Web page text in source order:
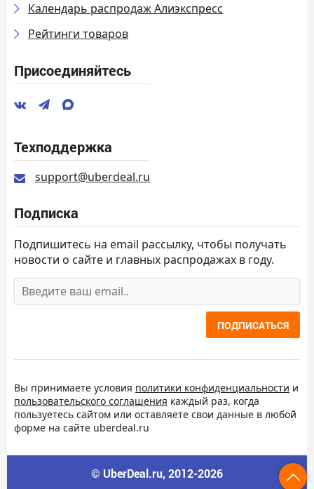
Календарь распродаж Алиэкспресс
Рейтинги товаров
Присоединяйтесь
Техподдержка
support@uberdeal.ru
Подписка
Подпишитесь на email рассылку, чтобы получать
новости о сайте и главных распродажах в году.
ПОДПИСАТЬСЯ
Вы принимаете условия политики конфиденциальности и
пользовательского соглашения каждый раз, когда
пользуетесь сайтом или оставляете свои данные в любой
форме на сайте uberdeal.ru
© UberDeal.ru, 2012-2026